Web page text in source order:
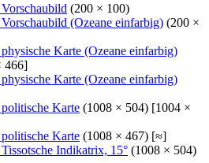
(200 × 100)
(Ozeane einfarbig) (200 ×
Karte (Ozeane einfarbig)
466]
Karte (Ozeane einfarbig)
Karte (1008 × 504) [1004 ×
Karte (1008 × 467) [≈]
Indikatrix, 15° (1008 × 504)